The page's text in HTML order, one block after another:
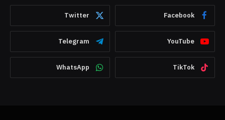
Facebook
Twitter
YouTube
Telegram
TikTok
WhatsApp